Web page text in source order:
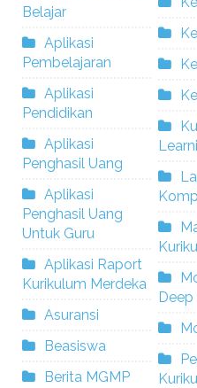
Belajar
Aplikasi
Pembelajaran
Aplikasi
Pendidikan
Aplikasi
Penghasil Uang
Aplikasi
Penghasil Uang
Untuk Guru
Aplikasi Raport
Kurikulum Merdeka
Asuransi
Beasiswa
Berita MGMP
Deep